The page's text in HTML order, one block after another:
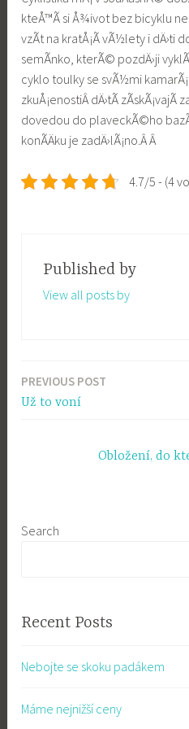
kteÅ™Ã­ si Å¾ivot bez bicyklu
vzÃ­t na kratÅ¡Ã­ vÃ½lety i dÄ›ti
semÃ­nko, kterÃ© pozdÄ›ji
cyklo toulky se svÃ½mi
zkuÅ¡enostiÂ dÄ›tÃ­
dovedou do plaveckÃ©ho
konÃ­Äku je zadÄ›lÃ¡no.Â Â
4.7/5 - (4
Published by
View all posts by
Post
PREVIOUS POST
Už to voní
Obložení, do
Search
Recent Posts
Nebojte se skoku padákem
Máme nejnižší ceny